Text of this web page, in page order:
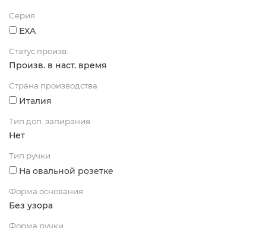
Серия
EXA
Статус произв.
Произв. в наст. время
Страна производства
Италия
Тип доп. запирания
Нет
Тип ручки
На овальной розетке
Форма основания
Без узора
Форма ручки